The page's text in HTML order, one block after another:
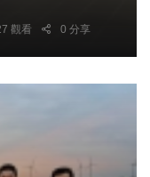
觀看 0 分享